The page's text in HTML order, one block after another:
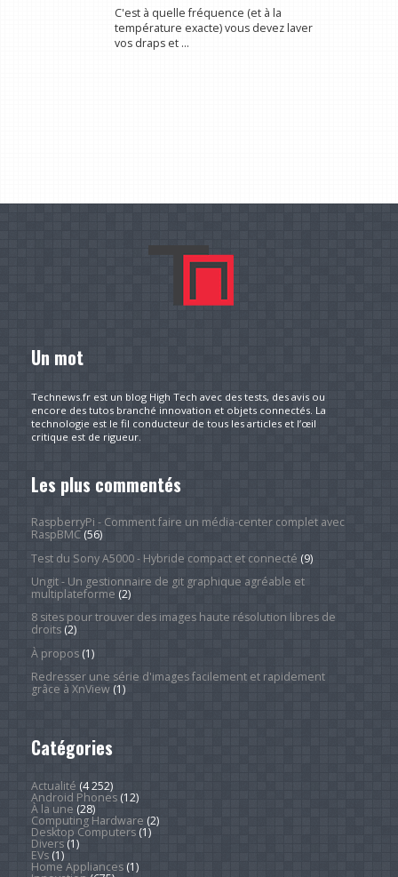
C'est à quelle fréquence (et à la
température exacte) vous devez laver
vos draps et ...
Un mot
Technews.fr est un blog High Tech avec des tests, des avis ou
encore des tutos branché innovation et objets connectés. La
technologie est le fil conducteur de tous les articles et l’œil
critique est de rigueur.
Les plus commentés
RaspberryPi - Comment faire un média-center complet avec
RaspBMC(56)
Test du Sony A5000 - Hybride compact et connecté (9)
Ungit - Un gestionnaire de git graphique agréable et
multiplateforme (2)
8 sites pour trouver des images haute résolution libres de
droits(2)
À propos(1)
Redresser une série d'images facilement et rapidement
grâce à XnView(1)
Catégories
Actualité (4 252)
Android Phones(12)
À la une (28)
Computing Hardware (2)
Desktop Computers(1)
Divers(1)
EVs(1)
Home Appliances(1)